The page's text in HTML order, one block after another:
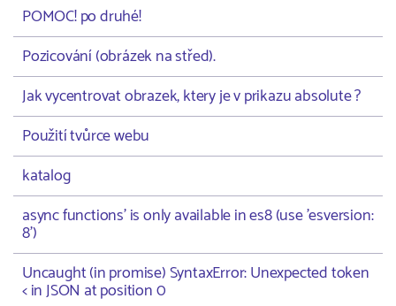
POMOC! po druhé!
Pozicování (obrázek na střed).
Jak vycentrovat obrazek, ktery je v prikazu absolute ?
Použití tvůrce webu
katalog
async functions' is only available in es8 (use 'esversion:
8')
Uncaught (in promise) SyntaxError: Unexpected token
< in JSON at position 0